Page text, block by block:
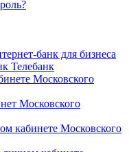
банк для бизнеса
Телебанк
Московского
Московского
кабинете Московского